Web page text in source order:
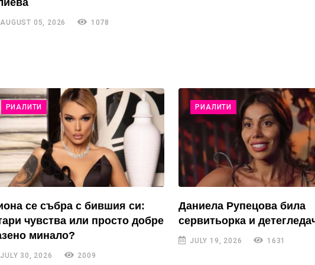
AUGUST 05, 2026 1078
РИАЛИТИ
се събра с бившия си:
чувства или просто добре
минало?
JULY 30, 2026 2009
РИАЛИТИ
Даниела Рупецова била
сервитьорка и
JULY 19, 2026 1631